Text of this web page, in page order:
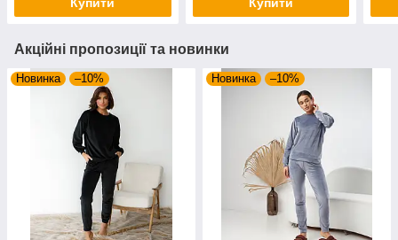
Купити Купити
Акційні пропозиції та новинки
Новинка –10% Новинка –10%